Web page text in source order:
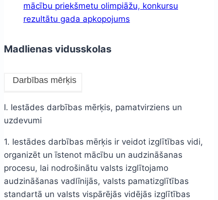
mācību priekšmetu olimpiāžu, konkursu
rezultātu gada apkopojums
Madlienas vidusskolas
Darbības mērķis
I. Iestādes darbības mērķis, pamatvirziens un
uzdevumi
1. Iestādes darbības mērķis ir veidot izglītības vidi,
organizēt un īstenot mācību un audzināšanas
procesu, lai nodrošinātu valsts izglītojamo
audzināšanas vadlīnijās, valsts pamatizglītības
standartā un valsts vispārējās vidējās izglītības